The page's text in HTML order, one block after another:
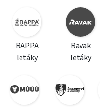
RAPPA
letáky
Ravak
letáky